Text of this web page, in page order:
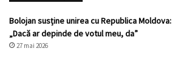
Bolojan susține unirea cu Republica Moldova:
„Dacă ar depinde de votul meu, da”
27 mai 2026